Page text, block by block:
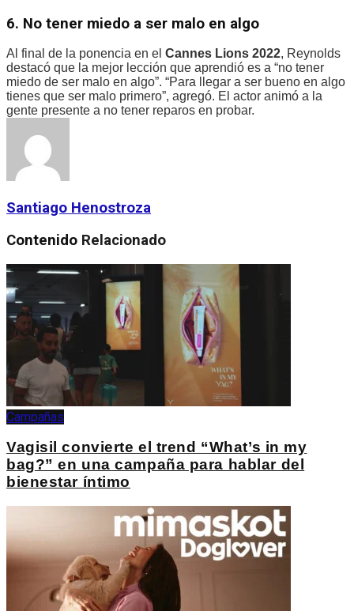
6. No tener miedo a ser malo en algo
Al final de la ponencia en el Cannes Lions 2022, Reynolds
destacó que la mejor lección que aprendió es a “no tener
miedo de ser malo en algo”. “Para llegar a ser bueno en algo
tienes que ser malo primero”, agregó. El actor animó a la
gente presente a no tener reparos en probar.
Santiago Henostroza
Contenido Relacionado
Campañas
Vagisil convierte el trend “What’s in my
bag?” en una campaña para hablar del
bienestar íntimo